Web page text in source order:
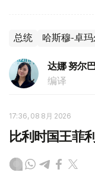
总统 哈斯穆-卓玛
达娜 努尔
编译
17:36, 08 8月 2026
比利时国王菲